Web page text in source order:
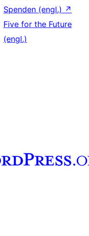
Spenden (engl.) ↗
Five for the Future
(engl.)
besuchen